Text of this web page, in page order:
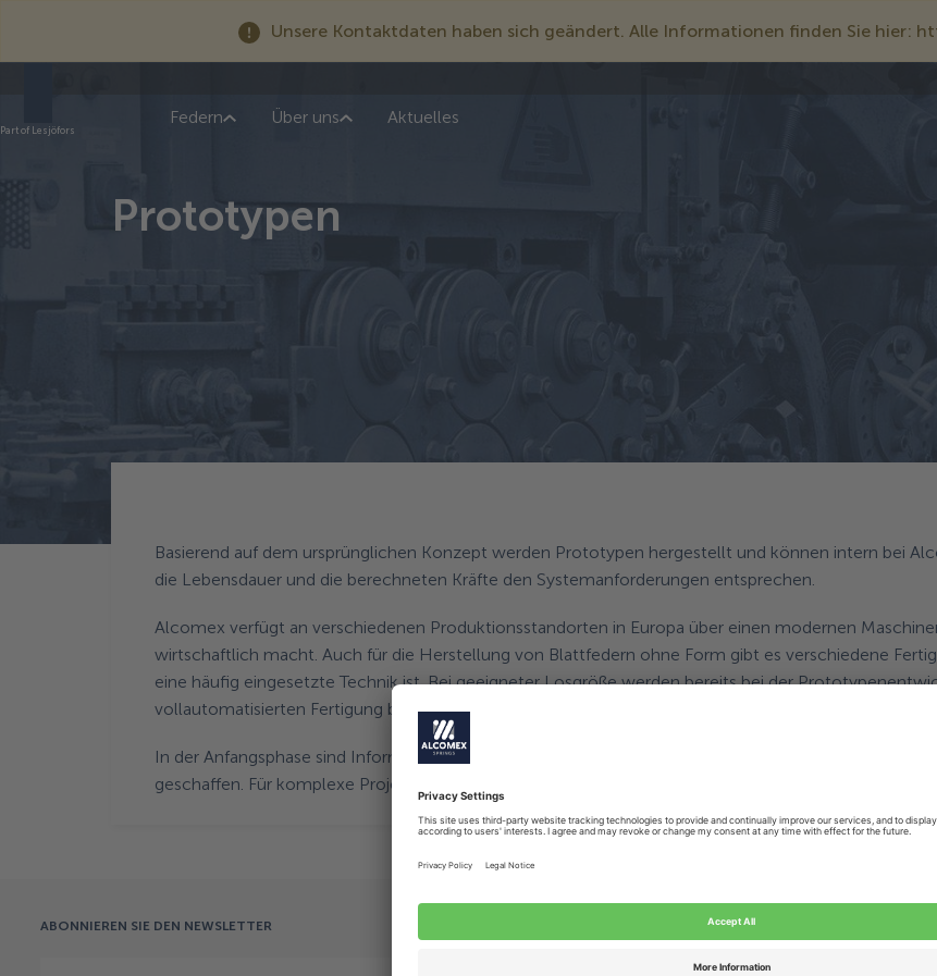
Unsere Kontaktdaten haben sich geändert. Alle Informationen finden Sie hier:
Part of Lesjöfors
Federn
Über uns Aktuelles
Prototypen
Basierend auf dem ursprünglichen Konzept werden Prototypen hergestellt und können intern bei
die Lebensdauer und die berechneten Kräfte den Systemanforderungen entsprechen.
Alcomex verfügt an verschiedenen Produktionsstandorten in Europa über einen modernen
wirtschaftlich macht. Auch für die Herstellung von Blattfedern ohne Form gibt es verschiedene
eine häufig eingesetzte Technik ist. Bei geeigneter Losgröße werden bereits bei der
vollautomatisierten Fertigung berücksichtigt.
In der Anfangsphase sind Informationen über die Machbarkeit eines Entwurfs wichtig. Alcomex hat
geschaffen. Für komplexe Projekte stellt Alcomex Projektteams zusammen, in denen alle
ABONNIEREN SIE DEN NEWSLETTER
Rufen Sie uns an +49 (0) 2823 879 8450